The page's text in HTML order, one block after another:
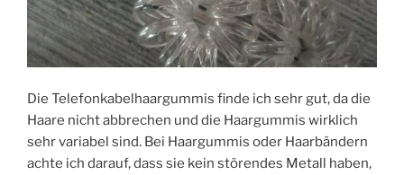
Die Telefonkabelhaargummis finde ich sehr gut, da die
Haare nicht abbrechen und die Haargummis wirklich
sehr variabel sind. Bei Haargummis oder Haarbändern
achte ich darauf, dass sie kein störendes Metall haben,